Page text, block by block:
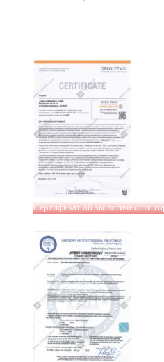
Сертификат об экологичности